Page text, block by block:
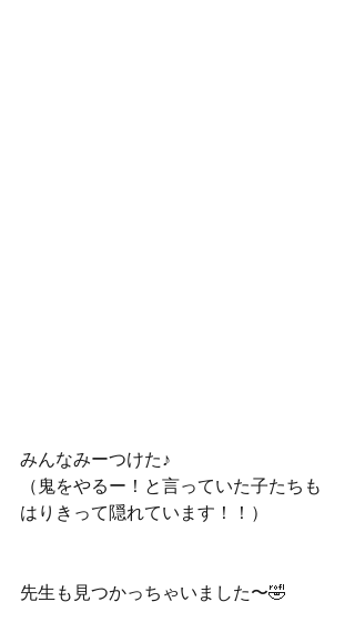
みんなみーつけた♪
（鬼をやるー！と言っていた子たちも
はりきって隠れています！！）
先生も見つかっちゃいました〜🤣